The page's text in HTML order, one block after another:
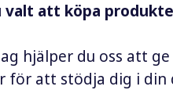
att köpa
hjälper du oss att
att stödja dig i din